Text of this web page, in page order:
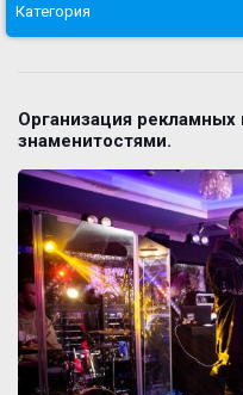
Категория
Организация рекламных
знаменитостями.